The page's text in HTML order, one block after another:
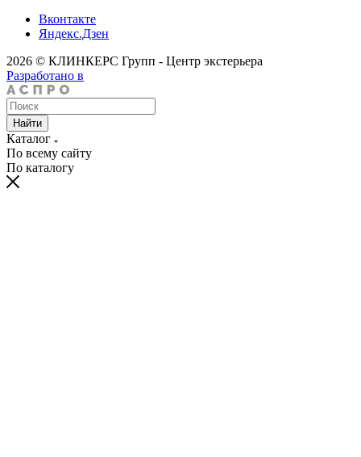
Вконтакте
Яндекс.Дзен
2026 © КЛИНКЕРС Групп - Центр экстерьера
Разработано в
Найти
Каталог
По всему сайту
По каталогу